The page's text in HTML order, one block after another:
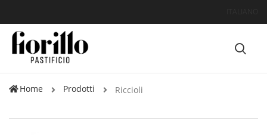
Home Prodotti Riccioli